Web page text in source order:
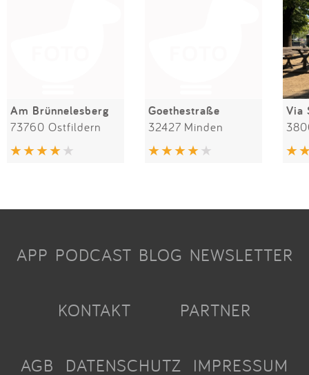
Am Brünnelesberg
73760 Ostfildern
Goethestraße
32427 Minden
Via
APP PODCAST BLOG NEWSLETTER
KONTAKT PARTNER
AGB DATENSCHUTZ IMPRESSUM